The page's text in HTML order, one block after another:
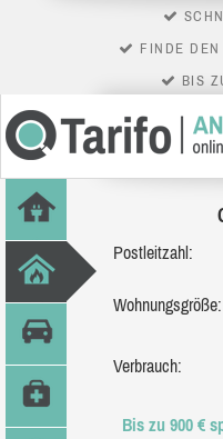
FINDE
BIS
Postleitzahl:
Wohnungsgröße:
Verbrauch:
Bis zu 900 €